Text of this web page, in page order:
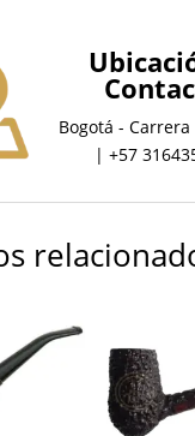
Bogotá -
| +57